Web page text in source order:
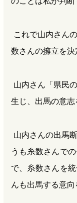
これで山内さん
数さんの擁立を決
山内さん「県民
生じ、出馬の意志
山内さんの出馬
うも糸数さんで
で、糸数さんを
んも出馬する意向